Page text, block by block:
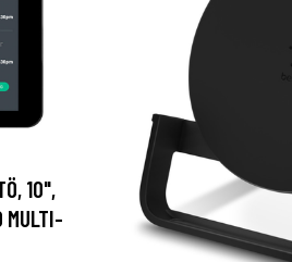
10",
MULTI-